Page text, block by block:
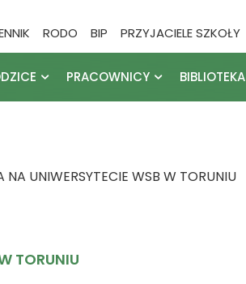
RODO BIP PRZYJACIELE SZKOŁY
PRACOWNICY BIBLIOTEKA
UNIWERSYTECIE WSB W TORUNIU
TORUNIU